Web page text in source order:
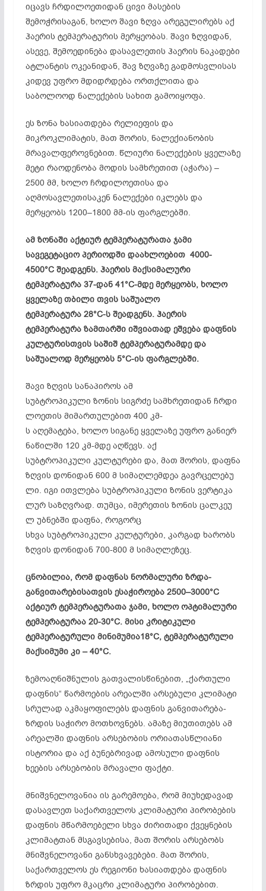
იცავს ჩრდილოეთიდან ცივი მასების
შემოჭრისაგან, ხოლო შავი ზღვა არეგულირებს აქ
ჰაერის ტემპერატურის მერყეობას. შავი ზღვიდან,
ასევე, შემოედინება დასავლეთის ჰაერის ნაკადები
ატლანტის ოკეანიდან, შავ ზღვაზე გადმოსვლისას
კიდევ უფრო მდიდრდება ორთქლითა და
საბოლოოდ ნალექების სახით გამოიყოფა.
ეს ზონა ხასიათდება რელიეფის და
მიკროკლიმატის, მათ შორის, ნალექიანობის
მრავალფეროვნებით. წლიური ნალექების ყველაზე
მეტი რაოდენობა მოდის სამხრეთით (აჭარა) –
2500 მმ, ხოლო ჩრდილოეთისა და
აღმოსავლეთისაკენ ნალექები იკლებს და
მერყეობს 1200–1800 მმ-ის ფარგლებში.
ამ ზონაში აქტიურ ტემპერატურათა ჯამი
სავეგეტაციო პერიოდში დაახლოებით 4000-
4500°C შეადგენს. ჰაერის მაქსიმალური
ტემპერატურა 37-დან 41°C-მდე მერყეობს, ხოლო
ყველაზე თბილი თვის საშუალო
ტემპერატურა 28°C-ს შეადგენს. ჰაერის
ტემპერატურა ზამთარში იშვიათად ეშვება დაფნის
კულტურისთვის საშიშ ტემპერატურამდე და
საშუალოდ მერყეობს 5°C-ის ფარგლებში.
შავი ზღვის სანაპიროს ამ
სუბტროპიკული ზონის სიგრძე სამხრეთიდან ჩრდი
ლოეთის მიმართულებით 400 კმ-
ს აღემატება, ხოლო სიგანე ყველაზე უფრო განიერ
ნაწილში 120 კმ-მდე აღწევს. აქ
სუბტროპიკული კულტურები და, მათ შორის, დაფნა
ზღვის დონიდან 600 მ სიმაღლემდეა გავრცელებუ
ლი. იგი ითვლება სუბტროპიკული ზონის ვერტიკა
ლურ საზღვრად. თუმცა, იმერეთის ზონის ცალკეუ
ლ უბნებში დაფნა, როგორც
სხვა სუბტროპიკული კულტურები, კარგად ხარობს
ზღვის დონიდან 700-800 მ სიმაღლეზეც.
ცნობილია, რომ დაფნას ნორმალური ზრდა-
განვითარებისათვის ესაჭიროება 2500–3000°C
აქტიურ ტემპერატურათა ჯამი, ხოლო ოპტიმალური
ტემპერატურაა 20-30°C. მისი კრიტიკული
ტემპერატურული მინიმუმია18°C, ტემპერატურული
მაქსიმუმი კი – 40°C.
ზემოაღნიშნულის გათვალისწინებით, „ქართული
დაფნის“ წარმოების არეალში არსებული კლიმატი
სრულად აკმაყოფილებს დაფნის განვითარება-
ზრდის საჭირო მოთხოვნებს. ამაზე მიუთითებს ამ
არეალში დაფნის არსებობის ორიათასწლიანი
ისტორია და აქ ბუნებრივად ამოსული დაფნის
ხეების არსებობის მრავალი ფაქტი.
მნიშვნელოვანია ის გარემოება, რომ მიუხედავად
დასავლეთ საქართველოს კლიმატური პირობების
დაფნის მწარმოებელი სხვა ძირითადი ქვეყნების
კლიმატთან მსგავსებისა, მათ შორის არსებობს
მნიშვნელოვანი განსხვავებები. მათ შორის,
საქართველოს ეს რეგიონი ხასიათდება დაფნის
ზრდის უფრო მკაცრი კლიმატური პირობებით.